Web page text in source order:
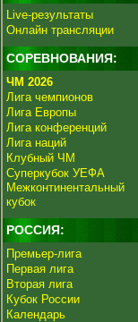
Live-результаты
Онлайн трансляции
СОРЕВНОВАНИЯ:
ЧМ 2026
Лига чемпионов
Лига Европы
Лига конференций
Лига наций
Клубный ЧМ
Суперкубок УЕФА
Межконтинентальный
кубок
РОССИЯ:
Премьер-лига
Первая лига
Вторая лига
Кубок России
Календарь